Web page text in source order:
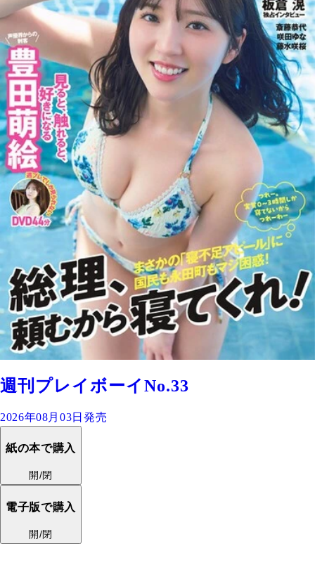
週刊プレイボーイNo.33
2026年08月03日発売
紙の本で購入
開/閉
電子版で購入
開/閉